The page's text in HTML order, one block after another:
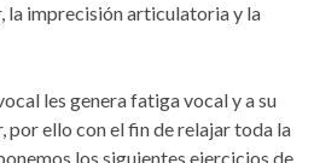
la imprecisión articulatoria y la
les genera fatiga vocal y a su
por ello con el fin de relajar toda la
los siguientes ejercicios de